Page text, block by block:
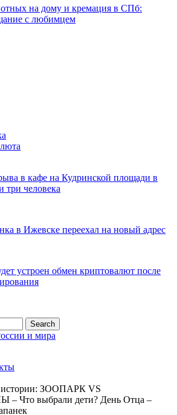
на дому и кремация в СПб:
с любимцем
в кафе на Кудринской площади в
три человека
в Ижевске переехал на новый адрес
устроен обмен криптовалют после
и мира
ЗООПАРК VS
Что выбрали дети? День Отца –